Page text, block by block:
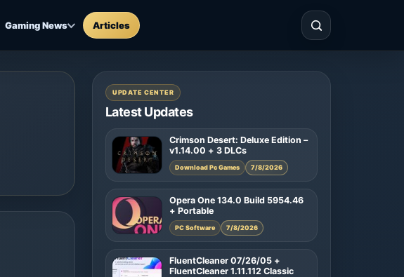
Gaming News Articles
UPDATE CENTER
Latest Updates
Crimson Desert: Deluxe Edition –
v1.14.00 + 3 DLCs
Download Pc Games 7/8/2026
Opera One 134.0 Build 5954.46
+ Portable
PC Software 7/8/2026
FluentCleaner 07/26/05 +
FluentCleaner 1.11.112 Classic